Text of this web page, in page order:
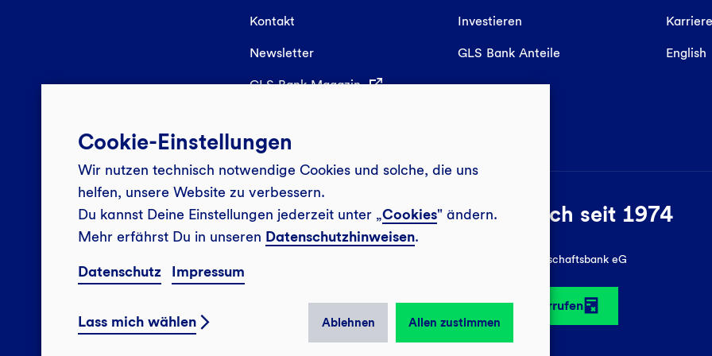
Kontakt
Newsletter
GLS Bank Magazin
Investieren
GLS Bank Anteile
Karriere
English
Sozial-ökologisch seit 1974
© 2026 GLS Gemeinschaftsbank eG
Vertrag widerrufen
Cookie-Einstellungen
Wir nutzen technisch notwendige Cookies und solche, die uns
helfen, unsere Website zu verbessern.
Du kannst Deine Einstellungen jederzeit unter „Cookies" ändern.
Mehr erfährst Du in unseren Datenschutzhinweisen.
Datenschutz Impressum
Lass mich wählen Ablehnen Allen zustimmen